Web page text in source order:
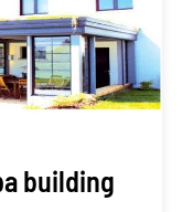
building